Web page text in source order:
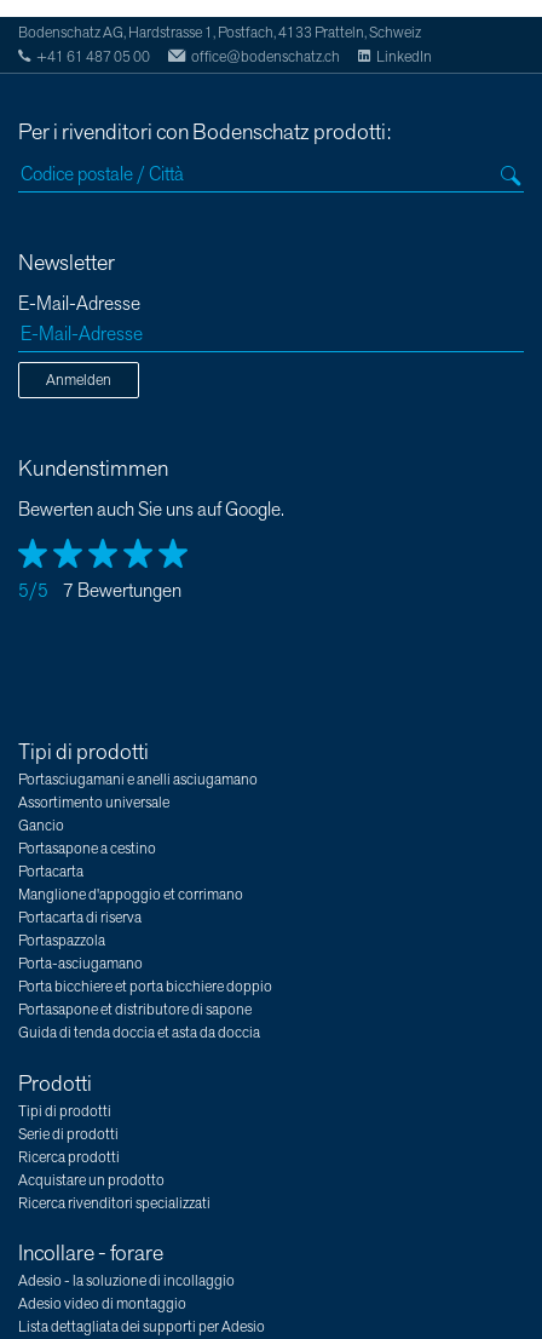
Bodenschatz AG, Hardstrasse 1, Postfach, 4133 Pratteln, Schweiz
+41 61 487 05 00
office@bodenschatz.ch LinkedIn
Per i rivenditori con Bodenschatz prodotti:
Newsletter
E-Mail-Adresse
Anmelden
Kundenstimmen
Bewerten auch Sie uns auf Google.
5/5 7 Bewertungen
Tipi di prodotti
Portasciugamani e anelli asciugamano
Assortimento universale
Gancio
Portasapone a cestino
Portacarta
Manglione d'appoggio et corrimano
Portacarta di riserva
Portaspazzola
Porta-asciugamano
Porta bicchiere et porta bicchiere doppio
Portasapone et distributore di sapone
Guida di tenda doccia et asta da doccia
Prodotti
Tipi di prodotti
Serie di prodotti
Ricerca prodotti
Acquistare un prodotto
Ricerca rivenditori specializzati
Incollare - forare
Adesio - la soluzione di incollaggio
Adesio video di montaggio
Lista dettagliata dei supporti per Adesio